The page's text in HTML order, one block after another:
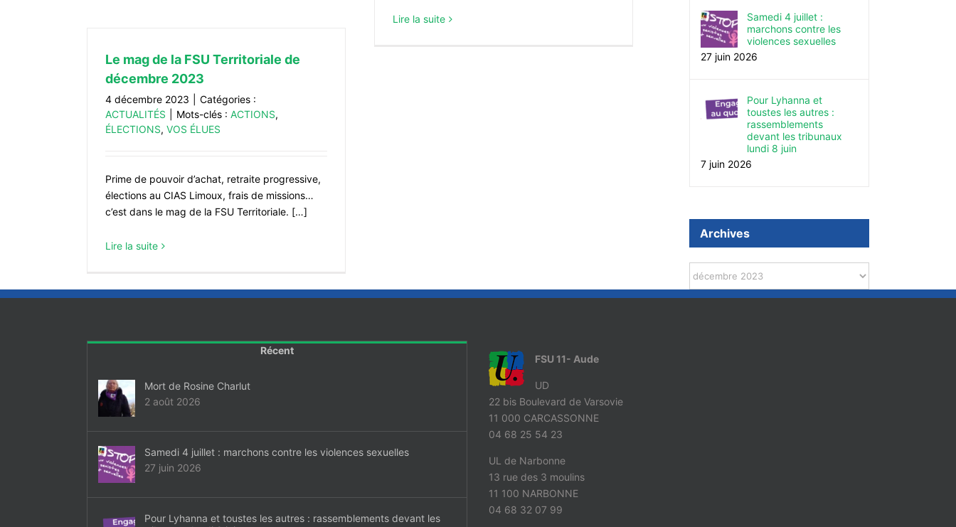
Lire la suite
Le mag de la FSU Territoriale de
décembre 2023
4 décembre 2023
Catégories :
ACTUALITÉS
Mots-clés : ACTIONS,
ÉLECTIONS, VOS ÉLUES
Prime de pouvoir d’achat, retraite progressive,
élections au CIAS Limoux, frais de missions…
c’est dans le mag de la FSU Territoriale. […]
Lire la suite
Samedi 4 juillet :
marchons contre les
violences sexuelles
27 juin 2026
Pour Lyhanna et
toustes les autres :
rassemblements
devant les tribunaux
lundi 8 juin
7 juin 2026
Archives
Archives
Récent
Mort de Rosine Charlut
2 août 2026
Samedi 4 juillet : marchons contre les violences sexuelles
27 juin 2026
Pour Lyhanna et toustes les autres : rassemblements devant les
FSU 11- Aude
UD
22 bis Boulevard de Varsovie
11 000 CARCASSONNE
04 68 25 54 23
UL de Narbonne
13 rue des 3 moulins
11 100 NARBONNE
04 68 32 07 99